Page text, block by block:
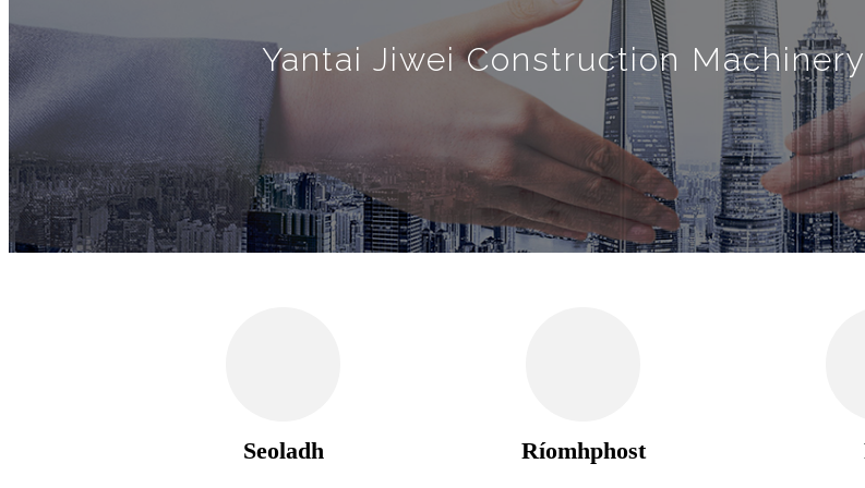
Yantai Jiwei Construction
Seoladh Ríomhphost